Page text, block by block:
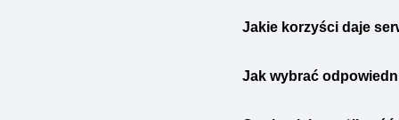
wirtualnych, takich jak
pełnego dostosowania
wydajności i aplikacji o
Jakie korzyści daje
procesorom. Otrzymujesz
plany cenowe pozwalają
Jak wybrać